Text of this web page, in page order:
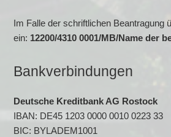
Im Falle der schriftlichen
ein: 12200/4310 0001/MB/Name der
Bankverbindungen
Deutsche Kreditbank AG Rostock
IBAN: DE45 1203 0000 0010 0223 33
BIC: BYLADEM1001